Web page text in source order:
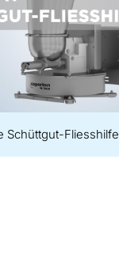
Schüttgut-Fliesshilfe